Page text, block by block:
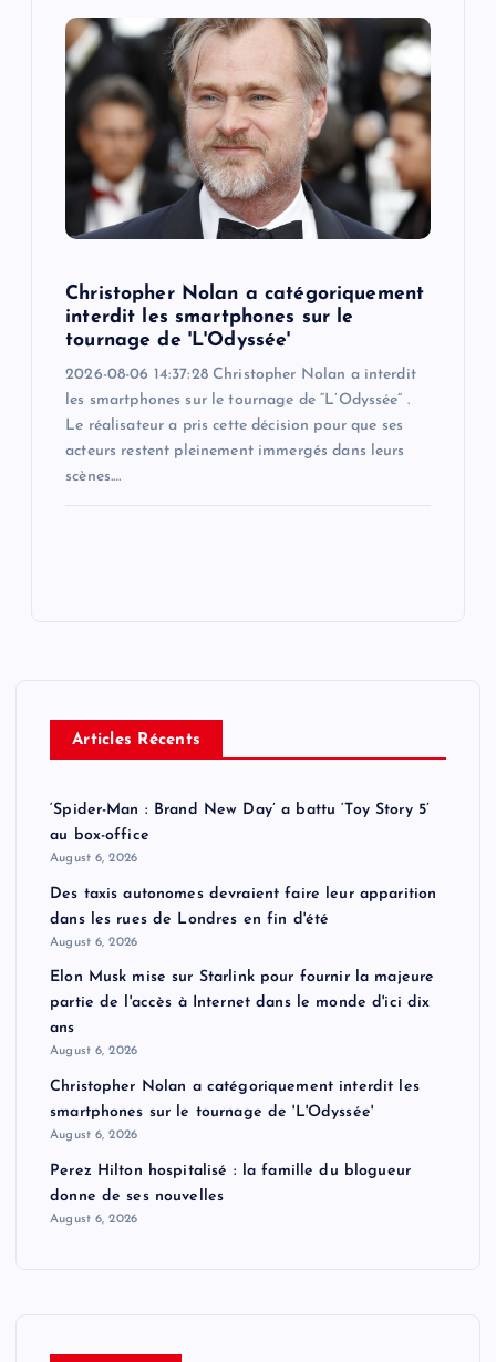
Christopher Nolan a catégoriquement
interdit les smartphones sur le
tournage de 'L'Odyssée'
2026-08-06 14:37:28 Christopher Nolan a interdit
les smartphones sur le tournage de “L’Odyssée” .
Le réalisateur a pris cette décision pour que ses
acteurs restent pleinement immergés dans leurs
scènes.…
Articles Récents
‘Spider-Man : Brand New Day’ a battu ‘Toy Story 5’
au box-office
August 6, 2026
Des taxis autonomes devraient faire leur apparition
dans les rues de Londres en fin d'été
August 6, 2026
Elon Musk mise sur Starlink pour fournir la majeure
partie de l'accès à Internet dans le monde d'ici dix
ans
August 6, 2026
Christopher Nolan a catégoriquement interdit les
smartphones sur le tournage de 'L'Odyssée'
August 6, 2026
Perez Hilton hospitalisé : la famille du blogueur
donne de ses nouvelles
August 6, 2026